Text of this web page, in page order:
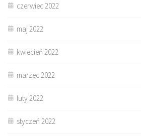
czerwiec 2022
maj 2022
kwiecień 2022
marzec 2022
luty 2022
styczeń 2022